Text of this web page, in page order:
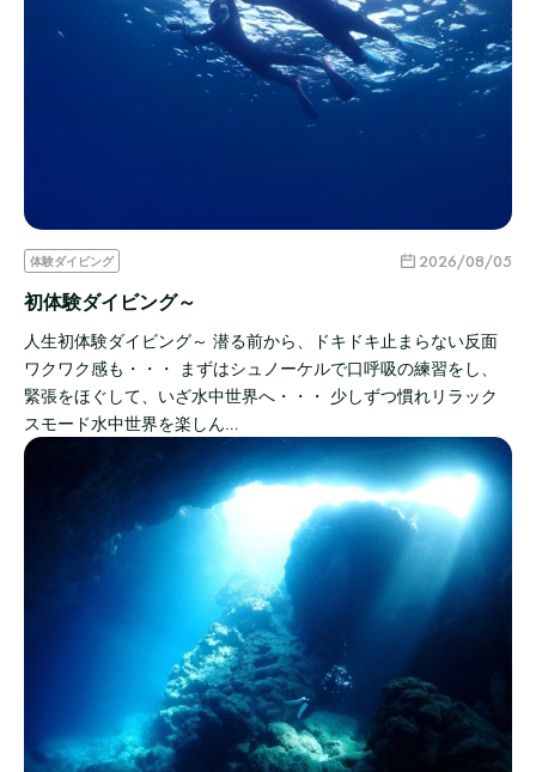
体験ダイビング 2026/08/05
初体験ダイビング～
人生初体験ダイビング～ 潜る前から、ドキドキ止まらない反面
ワクワク感も・・・ まずはシュノーケルで口呼吸の練習をし、
緊張をほぐして、いざ水中世界へ・・・ 少しずつ慣れリラック
スモード水中世界を楽しん…